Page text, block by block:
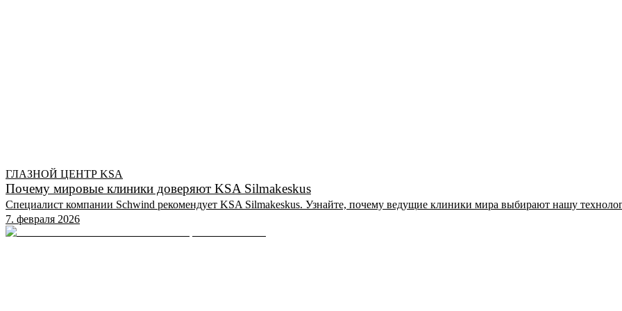
ГЛАЗНОЙ ЦЕНТР KSA
Почему мировые клиники доверяют KSA Silmakeskus
Специалист компании Schwind рекомендует KSA Silmakeskus. Узнайте, почему ведущие клиники мира выбирают нашу
7. февраля 2026